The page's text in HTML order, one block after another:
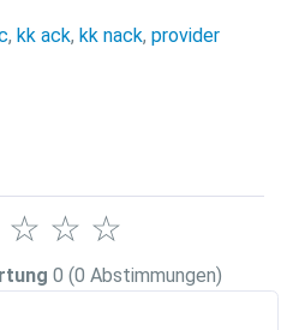
, kk ack, kk nack, provider
☆
☆
☆
0 (0 Abstimmungen)